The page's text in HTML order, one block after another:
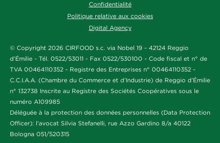
Confidentialité
Politique relative aux cookies
Digital Agency
© Copyright 2026 CIRFOOD s.c. via Nobel 19 - 42124 Reggio
d’Émilie - Tél. 0522/53011 - Fax 0522/530100 - Code fiscal et n° de
TVA 00464110352 - Registre des Entreprises n° 00464110352 -
C.C.I.A.A. (Chambre du Commerce et d’Industrie) de Reggio d’Émilie
n° 132738 Inscrite au Registre des Sociétés Coopératives sous le
numéro A109985
Déléguée à la protection des données personnelles (Data Protection
Officer): l'avocat Silvia Stefanelli, rue Azzo Gardino 8/a 40122
Bologna 051/520315